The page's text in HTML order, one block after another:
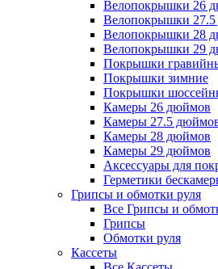
Велопокрышки 26
Велопокрышки
Велопокрышки 28
Велопокрышки 29
Покрышки
Покрышки зимние
Покрышки
Камеры 26 дюймов
Камеры 27.5
Камеры 28 дюймов
Камеры 29 дюймов
Аксессуары для
Герметики
Грипсы и обмотки руля
Все Грипсы и
Грипсы
Обмотки руля
Кассеты